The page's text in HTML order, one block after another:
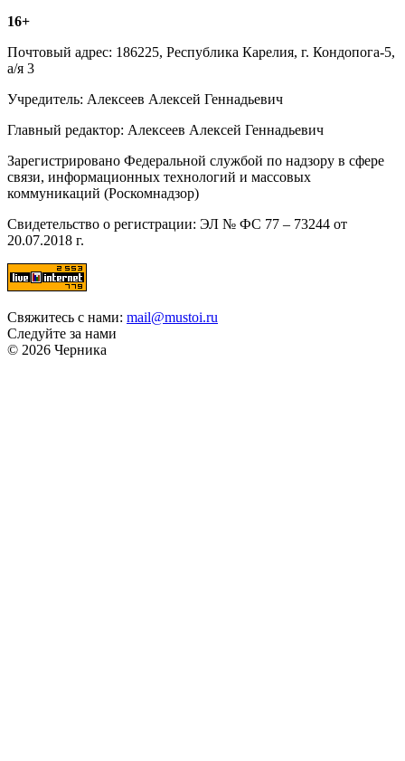
16+
Почтовый адрес: 186225, Республика Карелия, г. Кондопога-5,
а/я 3
Учредитель: Алексеев Алексей Геннадьевич
Главный редактор: Алексеев Алексей Геннадьевич
Зарегистрировано Федеральной службой по надзору в сфере
связи, информационных технологий и массовых
коммуникаций (Роскомнадзор)
Свидетельство о регистрации: ЭЛ № ФС 77 – 73244 от
20.07.2018 г.
Свяжитесь с нами: mail@mustoi.ru
Следуйте за нами
© 2026 Черника